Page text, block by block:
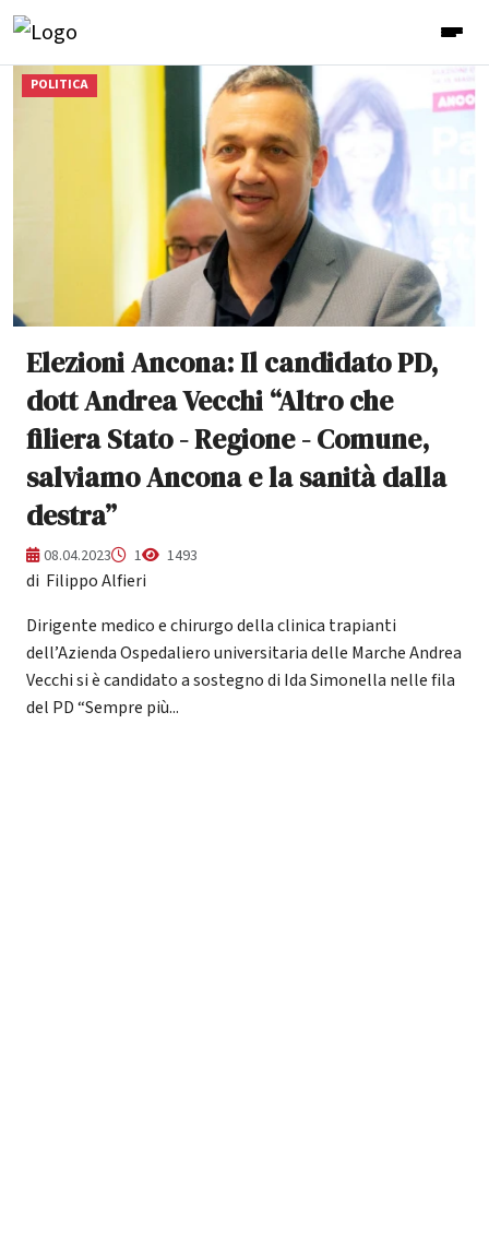
POLITICA
Elezioni Ancona: Il candidato PD,
dott Andrea Vecchi “Altro che
filiera Stato - Regione - Comune,
salviamo Ancona e la sanità dalla
destra”
08.04.2023 1 1493
di Filippo Alfieri
Dirigente medico e chirurgo della clinica trapianti
dell’Azienda Ospedaliero universitaria delle Marche Andrea
Vecchi si è candidato a sostegno di Ida Simonella nelle fila
del PD “Sempre più...